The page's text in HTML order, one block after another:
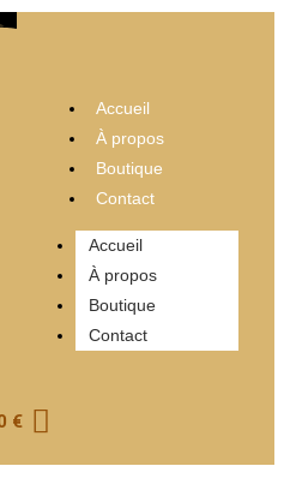
Accueil
À propos
Boutique
Contact
Accueil
À propos
Boutique
Contact
€